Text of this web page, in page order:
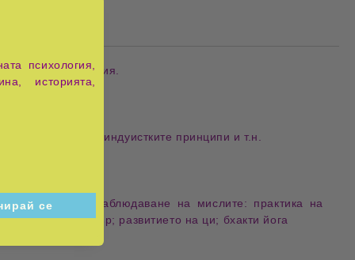
за медитация.
с помощта на индуистките принципи и т.н.
на дъха; наблюдаване на мислите: практика на
бутилката вятър; развитието на ци; бхакти йога
психология,
историята,